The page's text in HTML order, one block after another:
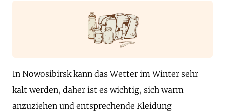
In Nowosibirsk kann das Wetter im Winter sehr
kalt werden, daher ist es wichtig, sich warm
anzuziehen und entsprechende Kleidung